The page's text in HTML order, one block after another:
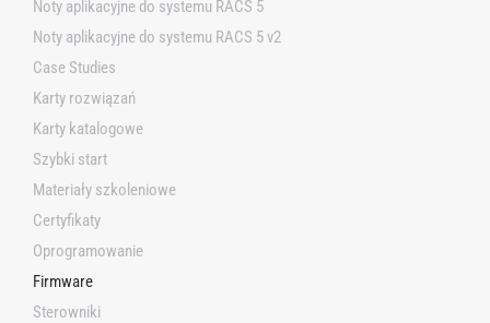
j
Noty aplikacyjne do systemu RACS 5
Noty aplikacyjne do systemu RACS 5 v2
Case Studies
Karty rozwiązań
Karty katalogowe
Szybki start
Materiały szkoleniowe
Certyfikaty
Oprogramowanie
Firmware
Sterowniki